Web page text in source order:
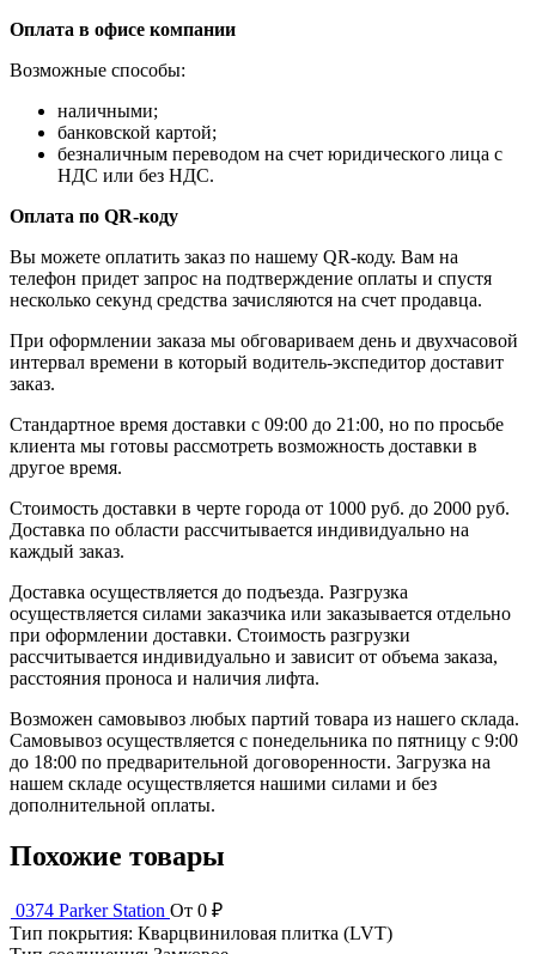
Оплата в офисе компании
Возможные способы:
наличными;
банковской картой;
безналичным переводом на счет юридического лица с
НДС или без НДС.
Оплата по QR-коду
Вы можете оплатить заказ по нашему QR-коду. Вам на
телефон придет запрос на подтверждение оплаты и спустя
несколько секунд средства зачисляются на счет продавца.
При оформлении заказа мы обговариваем день и двухчасовой
интервал времени в который водитель-экспедитор доставит
заказ.
Стандартное время доставки с 09:00 до 21:00, но по просьбе
клиента мы готовы рассмотреть возможность доставки в
другое время.
Стоимость доставки в черте города от 1000 руб. до 2000 руб.
Доставка по области рассчитывается индивидуально на
каждый заказ.
Доставка осуществляется до подъезда. Разгрузка
осуществляется силами заказчика или заказывается отдельно
при оформлении доставки. Стоимость разгрузки
рассчитывается индивидуально и зависит от объема заказа,
расстояния проноса и наличия лифта.
Возможен самовывоз любых партий товара из нашего склада.
Самовывоз осуществляется с понедельника по пятницу с 9:00
до 18:00 по предварительной договоренности. Загрузка на
нашем складе осуществляется нашими силами и без
дополнительной оплаты.
Похожие товары
0374 Parker Station От 0 ₽
Тип покрытия: Кварцвиниловая плитка (LVT)